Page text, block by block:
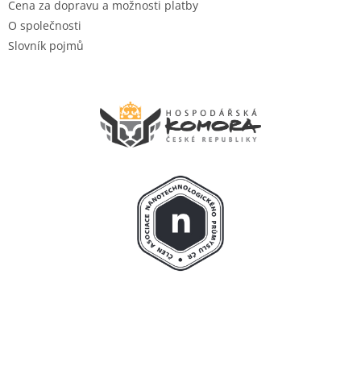
Cena za dopravu a možnosti platby
O společnosti
Slovník pojmů